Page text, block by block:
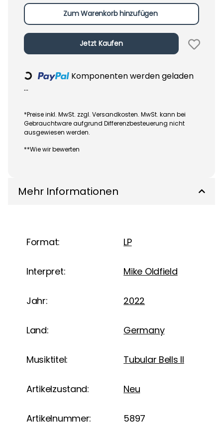
Zum Warenkorb hinzufügen
Jetzt Kaufen
Loading...
Komponenten werden geladen
...
*Preise inkl. MwSt. zzgl. Versandkosten. MwSt. kann bei
Gebrauchtware aufgrund Differenzbesteuerung nicht
ausgewiesen werden.
**Wie wir bewerten
Mehr Informationen
Format: LP
Interpret: Mike Oldfield
Jahr: 2022
Land: Germany
Musiktitel: Tubular Bells II
Artikelzustand: Neu
Artikelnummer: 5897